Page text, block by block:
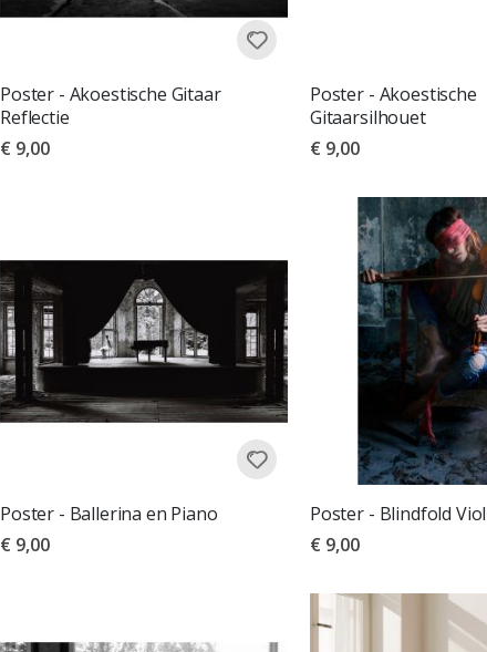
Poster - Akoestische Gitaar
Reflectie
€ 9,00
Poster - Akoestische
Gitaarsilhouet
€ 9,00
Poster - Ballerina en Piano
€ 9,00
Poster - Blindfold
€ 9,00